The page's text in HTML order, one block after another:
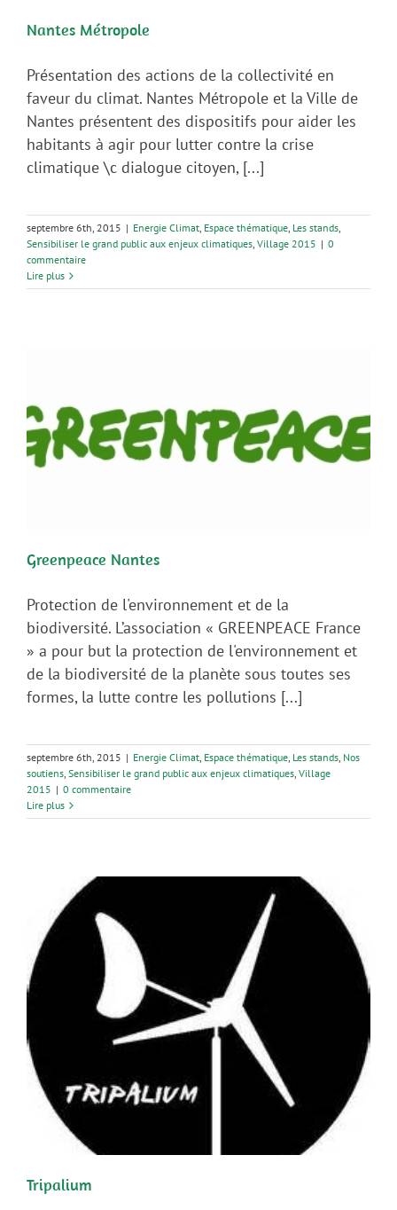
Nantes Métropole
Présentation des actions de la collectivité en
faveur du climat. Nantes Métropole et la Ville de
Nantes présentent des dispositifs pour aider les
habitants à agir pour lutter contre la crise
climatique \c dialogue citoyen, [...]
septembre 6th, 2015 | Energie Climat Espace thématique Les stands
Sensibiliser le grand public aux enjeux climatiques Village 2015 | 0
commentaire
Lire plus
Greenpeace Nantes
Protection de l'environnement et de la
biodiversité. L’association « GREENPEACE France
» a pour but la protection de l'environnement et
de la biodiversité de la planète sous toutes ses
formes, la lutte contre les pollutions [...]
septembre 6th, 2015 | Energie Climat, Espace thématique, Les stands, Nos
soutiens, Sensibiliser le grand public aux enjeux climatiques, Village
2015 | 0 commentaire
Lire plus
Tripalium